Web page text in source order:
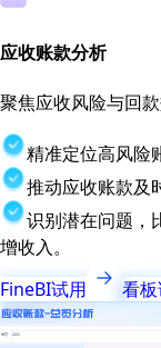
应收账款分析
聚焦应收风险与回
精准定位高风险
推动应收账款及
识别潜在问题，
增收入。
FineBI试用
看